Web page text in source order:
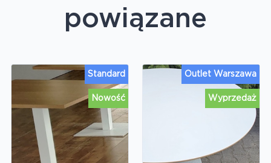
powiązane
Nowość
Standard
Wyprzedaż
Outlet Warszawa